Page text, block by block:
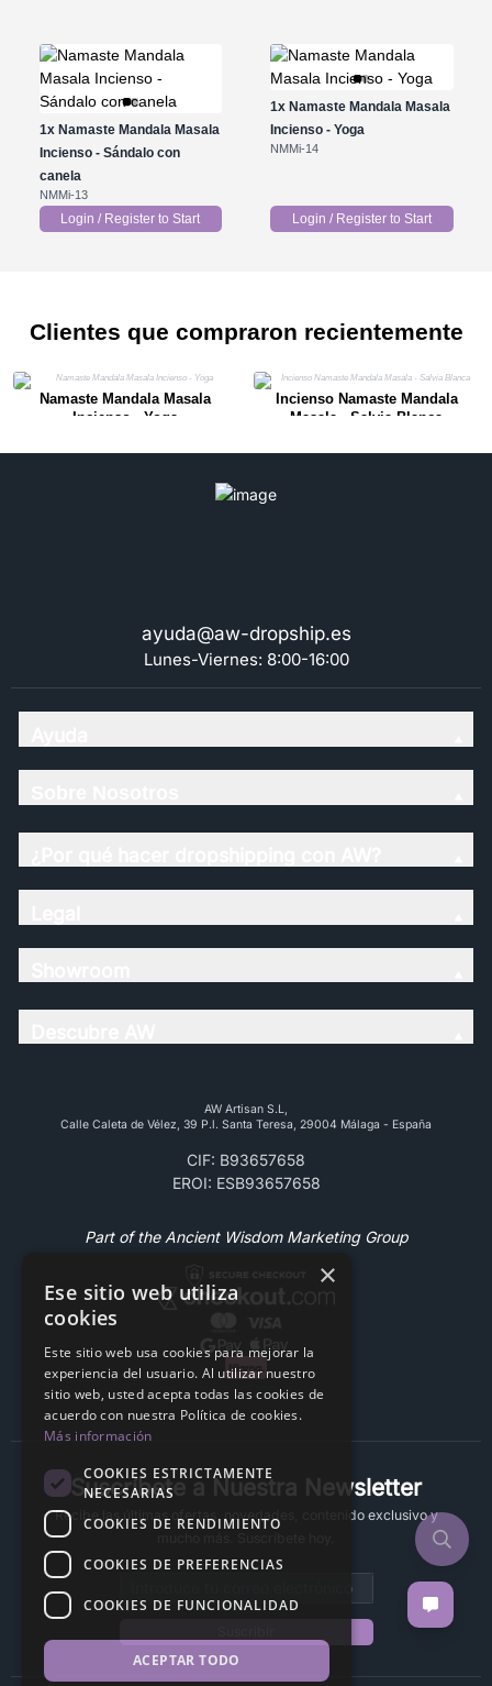
1xNamaste Mandala Masala
Incienso - Sándalo con
canela
NMMi-13
Login / Register to Start
1x Namaste Mandala Masala
Incienso - Yoga
NMMi-14
Login / Register to Start
Clientes que compraron recientemente
Namaste Mandala Masala
Incienso - Yoga
Incienso Namaste Mandala
Masala - Salvia Blanca
ayuda@aw-dropship.es
Lunes-Viernes: 8:00-16:00
AW Artisan S.L,
Calle Caleta de Vélez, 39 P.l. Santa Teresa, 29004 Málaga - España
CIF: B93657658
EROI: ESB93657658
Part of the Ancient Wisdom Marketing Group
Suscríbete a Nuestra Newsletter
Recibe las últimas ofertas, novedades, contenido exclusivo y
×
Ese sitio web utiliza
cookies
Este sitio web usa cookies para mejorar la
experiencia del usuario. Al utilizar nuestro
sitio web, usted acepta todas las cookies de
acuerdo con nuestra Política de cookies.
Más información
COOKIES ESTRICTAMENTE
NECESARIAS
COOKIES DE RENDIMIENTO
COOKIES DE PREFERENCIAS
COOKIES DE FUNCIONALIDAD
ACEPTAR TODO